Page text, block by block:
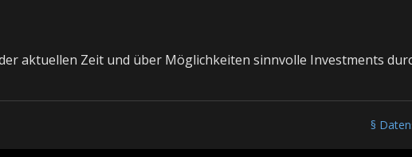
aktuellen Zeit und über Möglichkeiten sinnvolle Investments
§